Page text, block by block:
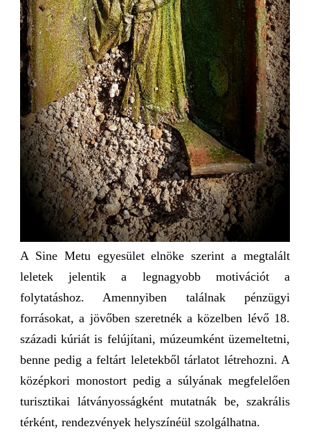
A Sine Metu egyesület elnöke szerint a megtalált
leletek jelentik a legnagyobb motivációt a
folytatáshoz. Amennyiben találnak pénzügyi
forrásokat, a jövőben szeretnék a közelben lévő 18.
századi kúriát is felújítani, múzeumként üzemeltetni,
benne pedig a feltárt leletekből tárlatot létrehozni. A
középkori monostort pedig a súlyának megfelelően
turisztikai látványosságként mutatnák be, szakrális
térként, rendezvények helyszínéül szolgálhatna.